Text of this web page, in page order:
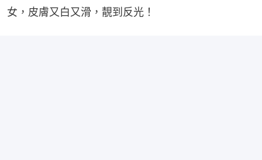
女，皮膚又白又滑，靚到反光！